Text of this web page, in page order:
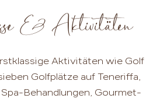
& Aktivitäten
Aktivitäten wie Golf
Golfplätze auf Teneriffa,
Behandlungen, Gourmet-